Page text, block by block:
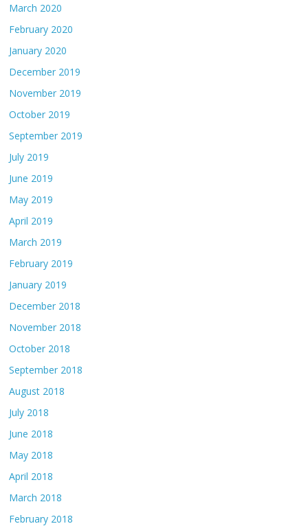
March 2020
February 2020
January 2020
December 2019
November 2019
October 2019
September 2019
July 2019
June 2019
May 2019
April 2019
March 2019
February 2019
January 2019
December 2018
November 2018
October 2018
September 2018
August 2018
July 2018
June 2018
May 2018
April 2018
March 2018
February 2018